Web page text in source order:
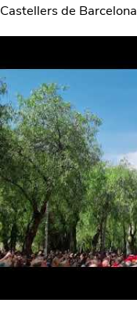
Castellers de Barcelona